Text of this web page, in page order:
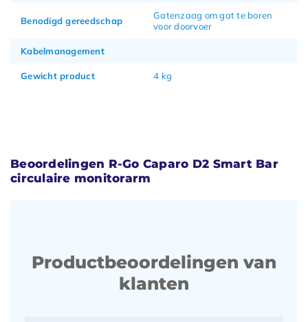
Benodigd gereedschap
Gatenzaag om gat te boren
voor doorvoer
Kabelmanagement
Gewicht product 4 kg
Beoordelingen R-Go Caparo D2 Smart Bar
circulaire monitorarm
Productbeoordelingen van
klanten